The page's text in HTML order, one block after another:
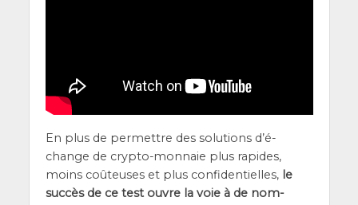
En plus de per­mettre des solu­tions d’é­
change de cryp­to-mon­naie plus rapides,
moins coû­teuses et plus confi­den­tielles, le
suc­cès de ce test ouvre la voie à de nom­